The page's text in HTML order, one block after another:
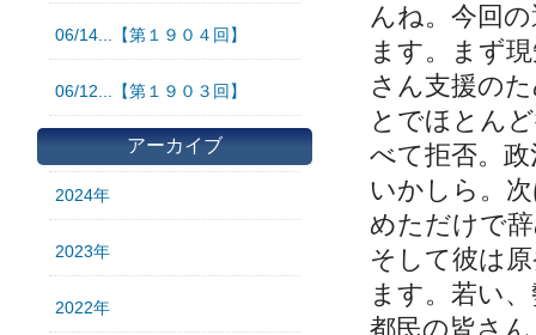
06/14...【第１９０４回】
06/12...【第１９０３回】
アーカイブ
2024年
2023年
2022年
んね。今回
ます。まず
さん支援の
とでほとん
べて拒否。
いかしら。
めただけで
そして彼は
ます。若い
都民の皆さ